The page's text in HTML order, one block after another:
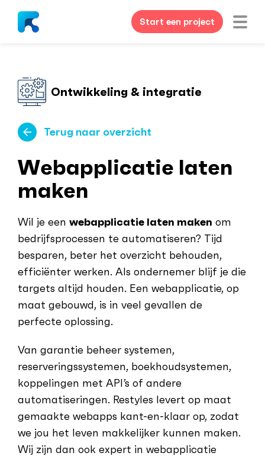
Start een project
Ontwikkeling & integratie
Terug naar overzicht
Webapplicatie laten
maken
Wil je een webapplicatie laten maken om
bedrijfsprocessen te automatiseren? Tijd
besparen, beter het overzicht behouden,
efficiënter werken. Als ondernemer blijf je die
targets altijd houden. Een webapplicatie, op
maat gebouwd, is in veel gevallen de
perfecte oplossing.
Van garantie beheer systemen,
reserveringssystemen, boekhoudsystemen,
koppelingen met API’s of andere
automatiseringen. Restyles levert op maat
gemaakte webapps kant-en-klaar op, zodat
we jou het leven makkelijker kunnen maken.
Wij zijn dan ook expert in webapplicatie